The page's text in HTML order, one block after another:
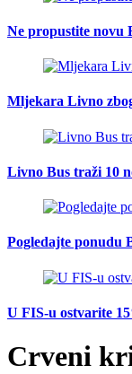
Ne propustite novu
Mljekara Livno
Livno Bus traži 10
Pogledajte ponudu
U FIS-u ostvarite
Crveni